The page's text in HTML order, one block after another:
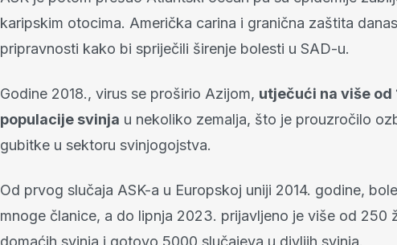
karipskim otocima. Američka carina i granična zaštita
pripravnosti kako bi spriječili širenje bolesti u SAD-u.
Godine 2018., virus se proširio Azijom, utječući na više od
populacije svinja u nekoliko zemalja, što je prouzročilo
gubitke u sektoru svinjogojstva.
Od prvog slučaja ASK-a u Europskoj uniji 2014. godine,
mnoge članice, a do lipnja 2023. prijavljeno je više od 250
domaćih svinja i gotovo 5000 slučajeva u divljih svinja.